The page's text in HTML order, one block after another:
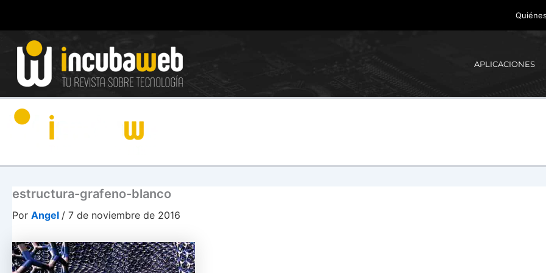
contenido
APLICACIONES
estructura-grafeno-blanco
Por Angel / 7 de noviembre de 2016